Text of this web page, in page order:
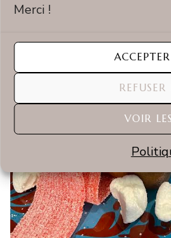
Merci !
VOIR